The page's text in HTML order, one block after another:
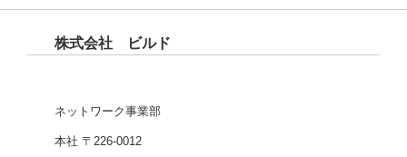
株式会社 ビルド
ネットワーク事業部
本社 〒226-0012